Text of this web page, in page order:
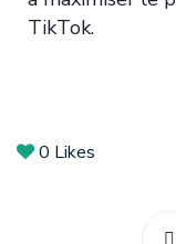
TikTok.
0 Likes